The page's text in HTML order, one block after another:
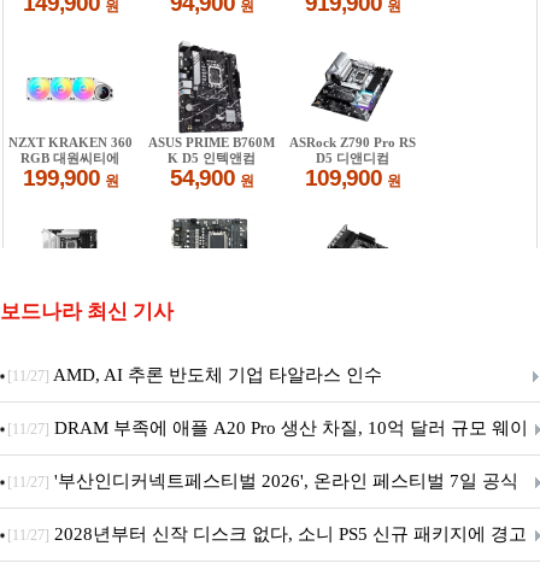
보드나라 최신 기사
[11/27] AMD, AI 추론 반도체 기업 타알라스 인수
[11/27] DRAM 부족에 애플 A20 Pro 생산 차질, 10억 달러 규모 웨이
퍼 대기
[11/27] '부산인디커넥트페스티벌 2026', 온라인 페스티벌 7일 공식
개막... 22일간 진행
[11/27] 2028년부터 신작 디스크 없다, 소니 PS5 신규 패키지에 경고